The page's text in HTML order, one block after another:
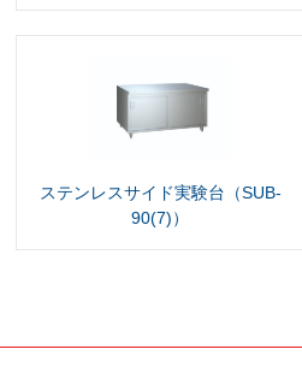
ステンレスサイド実験台（SUB-
90(7)）